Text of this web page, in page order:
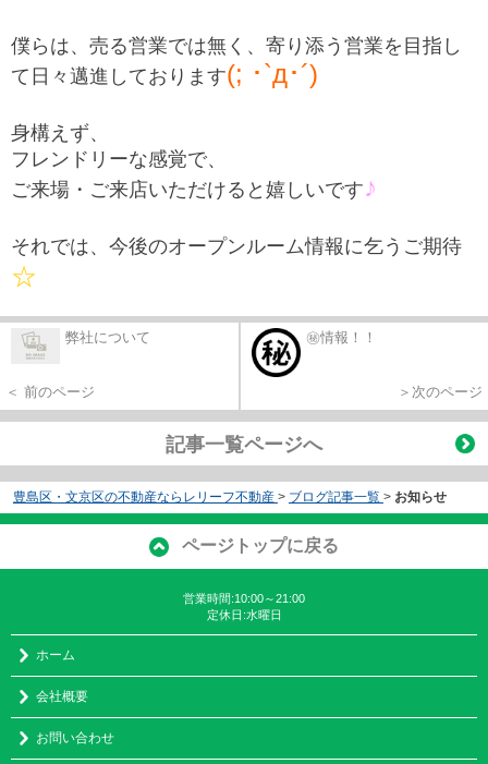
僕らは、売る営業では無く、寄り添う営業を目指し
て日々邁進しております(; ･`д･´)
身構えず、
フレンドリーな感覚で、
ご来場・ご来店いただけると嬉しいです♪
それでは、今後のオープンルーム情報に乞うご期待
☆
弊社について
＜ 前のページ
㊙情報！！
＞次のページ
記事一覧ページへ
豊島区・文京区の不動産ならレリーフ不動産 > ブログ記事一覧 > お知らせ
ページトップに戻る
営業時間:10:00～21:00
定休日:水曜日
ホーム
会社概要
お問い合わせ